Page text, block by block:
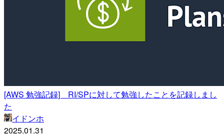
[AWS 勉強記録] RI/SPに対して勉強したことを記録しまし
た
イドンホ
2025.01.31